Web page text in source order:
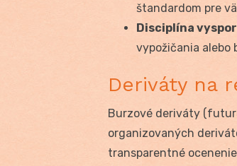
štandardom pre
Disciplína
vypožičania alebo
Deriváty na
Burzové deriváty
organizovaných
transparentné